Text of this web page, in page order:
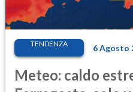
TENDENZA 6 Agosto
Meteo: caldo